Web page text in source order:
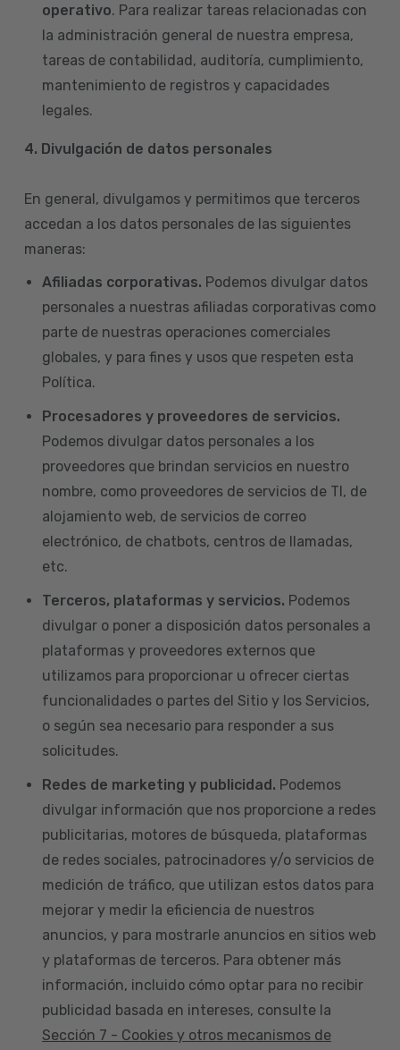
operativo. Para realizar tareas relacionadas con
la administración general de nuestra empresa,
tareas de contabilidad, auditoría, cumplimiento,
mantenimiento de registros y capacidades
legales.
4. Divulgación de datos personales
En general, divulgamos y permitimos que terceros
accedan a los datos personales de las siguientes
maneras:
Afiliadas corporativas. Podemos divulgar datos
personales a nuestras afiliadas corporativas como
parte de nuestras operaciones comerciales
globales, y para fines y usos que respeten esta
Política.
Procesadores y proveedores de servicios.
Podemos divulgar datos personales a los
proveedores que brindan servicios en nuestro
nombre, como proveedores de servicios de TI, de
alojamiento web, de servicios de correo
electrónico, de chatbots, centros de llamadas,
etc.
Terceros, plataformas y servicios. Podemos
divulgar o poner a disposición datos personales a
plataformas y proveedores externos que
utilizamos para proporcionar u ofrecer ciertas
funcionalidades o partes del Sitio y los Servicios,
o según sea necesario para responder a sus
solicitudes.
Redes de marketing y publicidad. Podemos
divulgar información que nos proporcione a redes
publicitarias, motores de búsqueda, plataformas
de redes sociales, patrocinadores y/o servicios de
medición de tráfico, que utilizan estos datos para
mejorar y medir la eficiencia de nuestros
anuncios, y para mostrarle anuncios en sitios web
y plataformas de terceros. Para obtener más
información, incluido cómo optar para no recibir
publicidad basada en intereses, consulte la
Sección 7 - Cookies y otros mecanismos de